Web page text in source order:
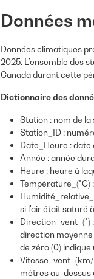
Données
Données climatiques
2025. L’ensemble des
Canada durant cette
Dictionnaire des
Station : nom de
Station_ID :
Date_Heure :
Année : année
Heure : heure à
Température_(°C)
si l'air était saturé
Direction_vent_(°)
direction moyenne
de zéro (0) indique
mètres au-dessus